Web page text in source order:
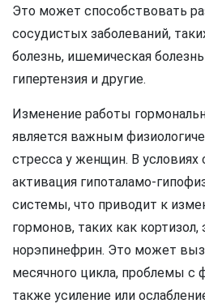
Это может способствовать
сосудистых заболеваний,
болезнь, ишемическая
гипертензия и другие.
Изменение работы
является важным
стресса у женщин. В условиях
активация гипоталамо-
системы, что приводит к
гормонов, таких как
норэпинефрин. Это может
месячного цикла, проблемы с
также усиление или